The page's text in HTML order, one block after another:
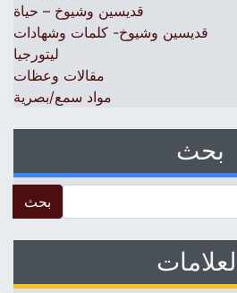
قديسين وشيوخ – حياة
قديسين وشيوخ- كلمات وشهادات
ليتورجيا
مقالات وعظات
مواد سمع/بصرية
بحث